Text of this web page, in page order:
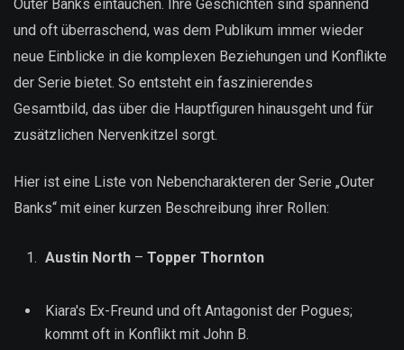
Outer Banks eintauchen. Ihre Geschichten sind spannend
und oft überraschend, was dem Publikum immer wieder
neue Einblicke in die komplexen Beziehungen und Konflikte
der Serie bietet. So entsteht ein faszinierendes
Gesamtbild, das über die Hauptfiguren hinausgeht und für
zusätzlichen Nervenkitzel sorgt.
Hier ist eine Liste von Nebencharakteren der Serie „Outer
Banks“ mit einer kurzen Beschreibung ihrer Rollen:
Austin North – Topper Thornton
Kiara's Ex-Freund und oft Antagonist der Pogues;
kommt oft in Konflikt mit John B.